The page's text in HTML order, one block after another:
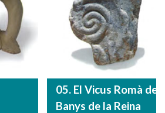
05. El Vicus Romà de
Banys de la Reina